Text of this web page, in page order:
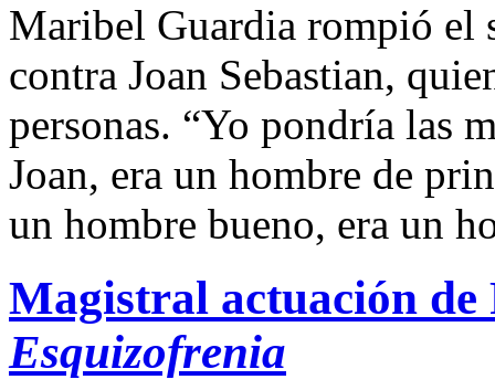
Maribel Guardia rompió el
contra Joan Sebastian,
personas. “Yo pondría las
Joan, era un hombre de
un hombre bueno, era un
Magistral actuación de
Esquizofrenia